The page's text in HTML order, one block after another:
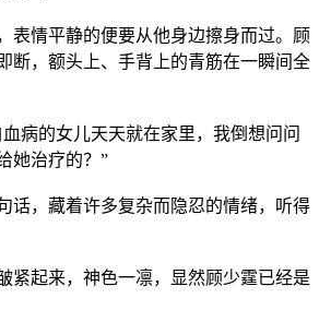
表情平静的便要从他身边擦身而过。顾
断，额头上、手背上的青筋在一瞬间全
病的女儿天天就在家里，我倒想问问
她治疗的？”
话，藏着许多复杂而隐忍的情绪，听得
紧起来，神色一凛，显然顾少霆已经是